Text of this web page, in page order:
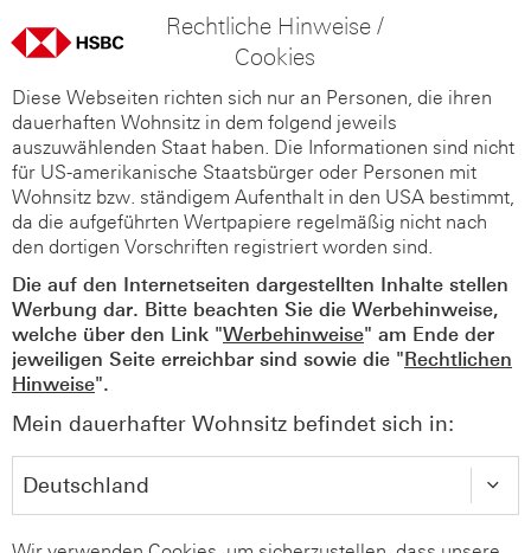
Rechtliche Hinweise /
Cookies
Diese Webseiten richten sich nur an Personen, die ihren
dauerhaften Wohnsitz in dem folgend jeweils
auszuwählenden Staat haben. Die Informationen sind nicht
für US-amerikanische Staatsbürger oder Personen mit
Wohnsitz bzw. ständigem Aufenthalt in den USA bestimmt,
da die aufgeführten Wertpapiere regelmäßig nicht nach
den dortigen Vorschriften registriert worden sind.
Die auf den Internetseiten dargestellten Inhalte stellen
Werbung dar. Bitte beachten Sie die Werbehinweise,
welche über den Link "Werbehinweise" am Ende der
jeweiligen Seite erreichbar sind sowie die "Rechtlichen
Hinweise".
Mein dauerhafter Wohnsitz befindet sich in: